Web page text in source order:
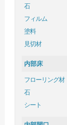
石
フィルム
塗料
見切材
内部床
フローリング材
石
シート